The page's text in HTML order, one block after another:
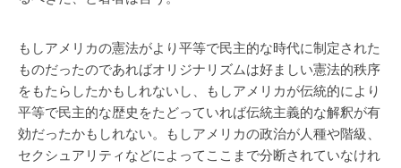
もしアメリカの憲法がより平等で民主的な時代に制定された
ものだったのであればオリジナリズムは好ましい憲法的秩序
をもたらしたかもしれないし、もしアメリカが伝統的により
平等で民主的な歴史をたどっていれば伝統主義的な解釈が有
効だったかもしれない。もしアメリカの政治が人種や階級、
セクシュアリティなどによってここまで分断されていなけれ